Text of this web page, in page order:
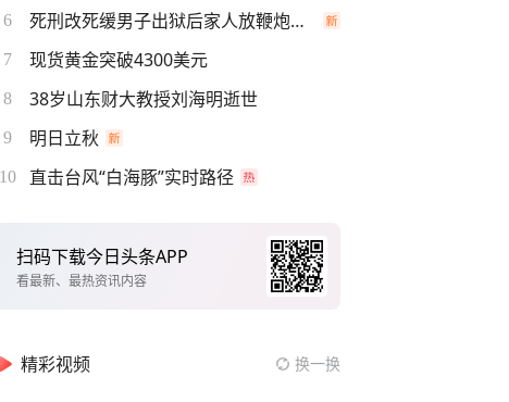
6 死刑改死缓男子出狱后家人放鞭炮庆祝
7 现货黄金突破4300美元
8 38岁山东财大教授刘海明逝世
9 明日立秋
10 直击台风“白海豚”实时路径
扫码下载今日头条APP
看最新、最热资讯内容
精彩视频 换一换